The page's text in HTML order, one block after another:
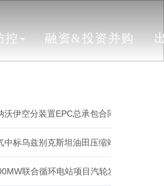
控 融资&投资并购
伊空分装置EPC总承包合同】